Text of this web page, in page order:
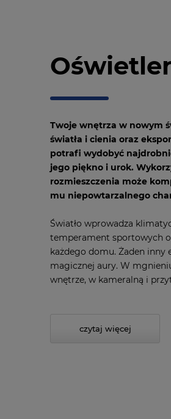
Twoje wnętrza w nowym
światła i cienia oraz
potrafi wydobyć
jego piękno i urok.
rozmieszczenia może
mu niepowtarzalnego
Światło wprowadza
temperament sportowych
każdego domu. Żaden
magicznej aury. W
wnętrze, w kameralną i
czytaj więcej